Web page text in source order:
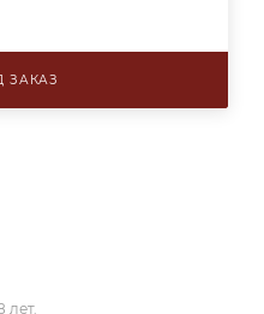
ЗАКАЗ
лет.